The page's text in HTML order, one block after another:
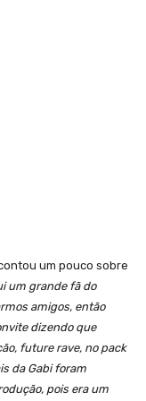
um pouco sobre
um grande fã do
amigos, então
dizendo que
future rave, no pack
da Gabi foram
pois era um